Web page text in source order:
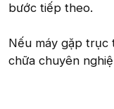
bước tiếp theo.
Nếu máy gặp trục
chữa chuyên